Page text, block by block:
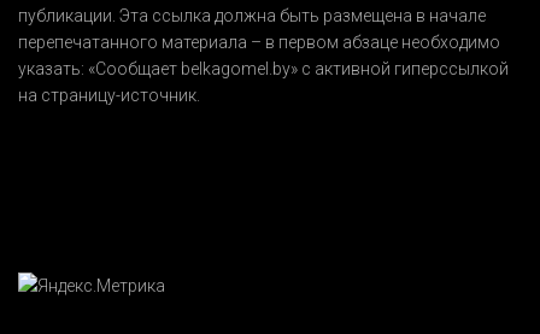
публикации. Эта ссылка должна быть размещена в начале
перепечатанного материала – в первом абзаце необходимо
указать: «Сообщает belkagomel.by» с активной гиперссылкой
на страницу-источник.